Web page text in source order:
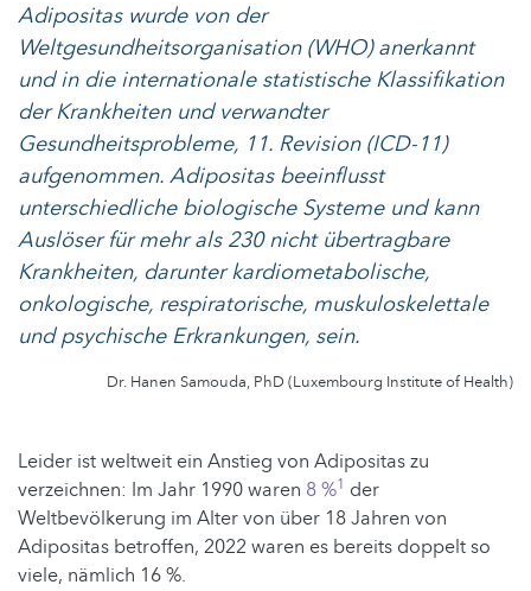
Adipositas wurde von der
Weltgesundheitsorganisation (WHO) anerkannt
und in die internationale statistische Klassifikation
der Krankheiten und verwandter
Gesundheitsprobleme, 11. Revision (ICD-11)
aufgenommen. Adipositas beeinflusst
unterschiedliche biologische Systeme und kann
Auslöser für mehr als 230 nicht übertragbare
Krankheiten, darunter kardiometabolische,
onkologische, respiratorische, muskuloskelettale
und psychische Erkrankungen, sein.
Dr. Hanen Samouda, PhD (Luxembourg Institute of Health)
Leider ist weltweit ein Anstieg von Adipositas zu
verzeichnen: Im Jahr 1990 waren 8 %1 der
Weltbevölkerung im Alter von über 18 Jahren von
Adipositas betroffen, 2022 waren es bereits doppelt so
viele, nämlich 16 %.